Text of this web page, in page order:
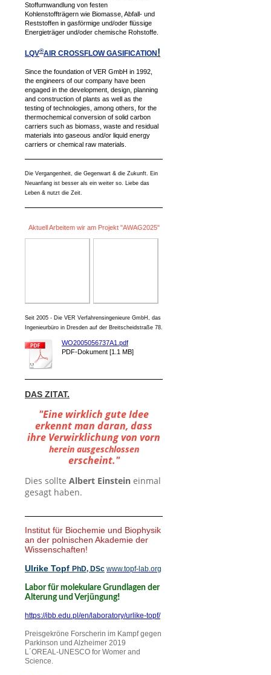
Stoffumwandlung von festen
Kohlenstoffträgern wie Biomasse, Abfall- und
Reststoffen in gasförmige und/oder flüssige
Energieträger und/oder chemische Rohstoffe.
LQV®AIR CROSSFLOW GASIFICATION!
Since the foundation of VER GmbH in 1992,
the engineers of our company have been
engaged in the development, design, planning
and construction of plants as well as the
testing of technologies, among others, for the
thermochemical conversion of solid carbon
carriers such as biomass, waste and residual
materials into gaseous and/or liquid energy
carriers or chemical raw materials.
Die Vergangenheit, die Gegenwart & die Zukunft. Ein
Neuanfang ist besser als ein weiter so. Liebe das
Leben & nutzt die Zeit.
Aktuell Arbeitem wir am Projekt "AWAG2025"
Seit 2005 - Die VER Verfahrensingenieure GmbH, das
Ingenieurbüro in Dresden auf der Breitscheidstraße 78.
WO2005056737A1.pdf
PDF-Dokument [1.1 MB]
DAS ZITAT.
"Eine wirklich gute Idee
erkennt man daran, dass
ihre Verwirklichung von vorn
herein ausgeschlossen
erscheint."
Dies sollte Albert Einstein einmal
gesagt haben.
Institut für Biochemie und Biophysik
an der polnischen Akademie der
Wissenschaften!
Ulrike Topf PhD, DSc www.topf-lab.org
Labor für molekulare Grundlagen der
Alterung und Verjüngung!
https://ibb.edu.pl/en/laboratory/urlike-topf/
Preisgekröne Forscherin im Kampf gegen
Parkinson und Alzheimer 2019
L´OREAL-UNESCO for Womer and
Science.